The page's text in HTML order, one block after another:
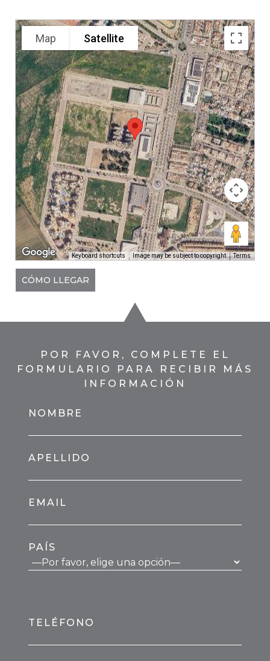
Map Satellite
Keyboard shortcuts Image may be subject to copyright Terms
CÓMO LLEGAR
POR FAVOR, COMPLETE EL
FORMULARIO PARA RECIBIR MÁS
INFORMACIÓN
NOMBRE
APELLIDO
EMAIL
PAÍS
TELÉFONO